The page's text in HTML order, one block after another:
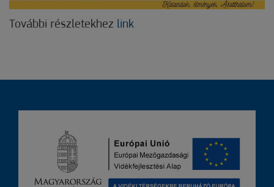
További részletekhez link